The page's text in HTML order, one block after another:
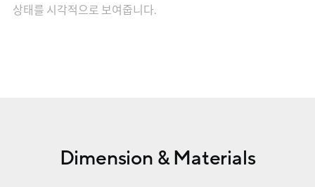
상태를 시각적으로 보여줍니다.
Dimension & Materials